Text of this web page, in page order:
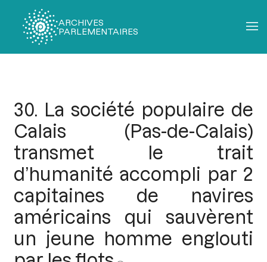
ARCHIVES
PARLEMENTAIRES
30. La société populaire de
Calais (Pas-de-Calais)
transmet le trait
d’humanité accompli par 2
capitaines de navires
américains qui sauvèrent
un jeune homme englouti